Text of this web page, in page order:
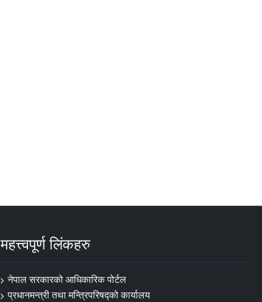
महत्त्वपूर्ण लिंकहरु
नेपाल सरकारको आधिकारिक पोर्टल
प्रधानमन्त्री तथा मन्त्रिपरिषद्‍को कार्यालय